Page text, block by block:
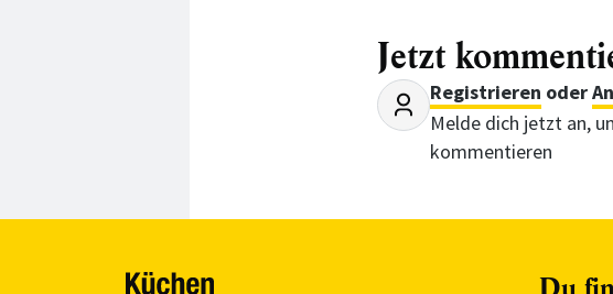
Jetzt
Registrieren oder
Melde dich jetzt an,
kommentieren